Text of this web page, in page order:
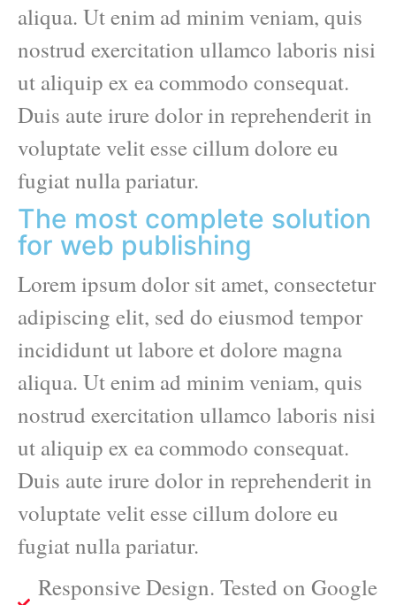
aliqua. Ut enim ad minim veniam, quis
nostrud exercitation ullamco laboris nisi
ut aliquip ex ea commodo consequat.
Duis aute irure dolor in reprehenderit in
voluptate velit esse cillum dolore eu
fugiat nulla pariatur.
The most complete solution
for web publishing
Lorem ipsum dolor sit amet, consectetur
adipiscing elit, sed do eiusmod tempor
incididunt ut labore et dolore magna
aliqua. Ut enim ad minim veniam, quis
nostrud exercitation ullamco laboris nisi
ut aliquip ex ea commodo consequat.
Duis aute irure dolor in reprehenderit in
voluptate velit esse cillum dolore eu
fugiat nulla pariatur.
Responsive Design. Tested on Google